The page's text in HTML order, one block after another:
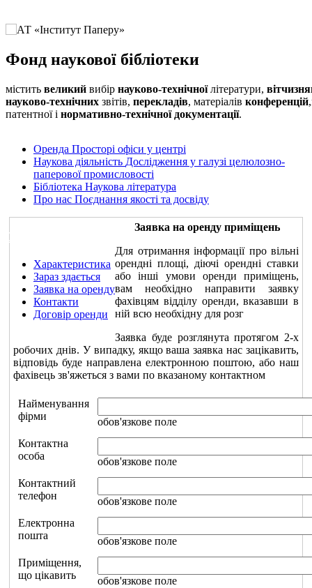
Фонд наукової бібліотеки
містить великий вибір науково-технічноїлітератури,
науково-технічних звітів, перекладів, матеріалів конференцій
патентної і нормативно-технічної документації.
Оренда Просторі офіси у центрі
Наукова діяльність Дослідження у галузі целюлозно-
паперової промисловості
Бібліотека Наукова література
Про нас Поєднання якості та досвіду
Оренда
Характеристика
Зараз здається
Заявка на оренду
Контакти
Договір оренди
Заявка на оренду приміщень
Для отримання інформації про вільні
орендні площі, діючі орендні ставки
або інші умови оренди приміщень,
вам необхідно направити заявку
фахівцям відділу оренди, вказавши в
ній всю необхідну для розг
Заявка буде розглянута протягом 2-х
робочих днів. У випадку, якщо ваша заявка нас зацікавить,
відповідь буде направлена електронною поштою, або наш
фахівець зв'яжеться з вами по вказаному контактном
Найменування
фірми
обов'язкове поле
Контактна
особа
обов'язкове поле
Контактний
телефон
обов'язкове поле
Електронна
пошта
обов'язкове поле
Приміщення,
що цікавить
обов'язкове поле